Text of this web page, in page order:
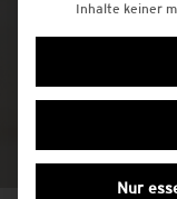
Inhalte keiner
Nur